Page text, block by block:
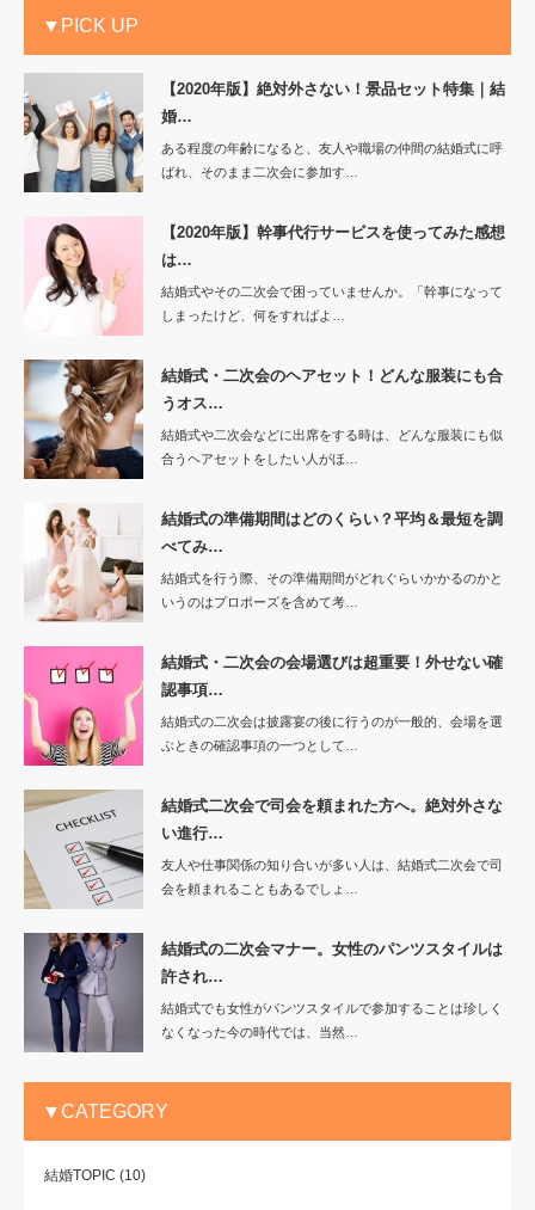
▼PICK UP
【2020年版】絶対外さない！景品セット特集｜結
婚…
ある程度の年齢になると、友人や職場の仲間の結婚式に呼
ばれ、そのまま二次会に参加す…
【2020年版】幹事代行サービスを使ってみた感想
は…
結婚式やその二次会で困っていませんか。「幹事になって
しまったけど、何をすればよ…
結婚式・二次会のヘアセット！どんな服装にも合
うオス…
結婚式や二次会などに出席をする時は、どんな服装にも似
合うヘアセットをしたい人がほ…
結婚式の準備期間はどのくらい？平均＆最短を調
べてみ…
結婚式を行う際、その準備期間がどれぐらいかかるのかと
いうのはプロポーズを含めて考…
結婚式・二次会の会場選びは超重要！外せない確
認事項…
結婚式の二次会は披露宴の後に行うのが一般的、会場を選
ぶときの確認事項の一つとして…
結婚式二次会で司会を頼まれた方へ。絶対外さな
い進行…
友人や仕事関係の知り合いが多い人は、結婚式二次会で司
会を頼まれることもあるでしょ…
結婚式の二次会マナー。女性のパンツスタイルは
許され…
結婚式でも女性がパンツスタイルで参加することは珍しく
なくなった今の時代では、当然…
▼CATEGORY
結婚TOPIC (10)